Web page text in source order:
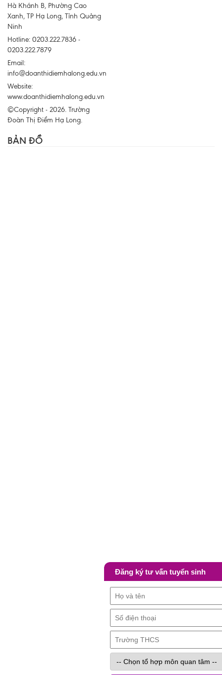
Hà Khánh B, Phường Cao
Xanh, TP Hạ Long, Tỉnh Quảng
Ninh
Hotline: 0203.222.7836 -
0203.222.7879
Email:
info@doanthidiemhalong.edu.vn
Website:
www.doanthidiemhalong.edu.vn
©Copyright - 2026. Trường
Đoàn Thị Điểm Hạ Long.
BẢN ĐỒ